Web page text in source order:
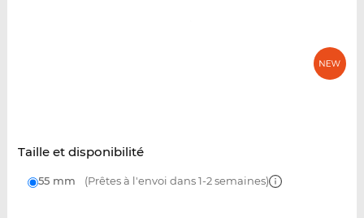
Taille et disponibilité
55 mm (Prêtes à l'envoi dans 1-2 semaines)